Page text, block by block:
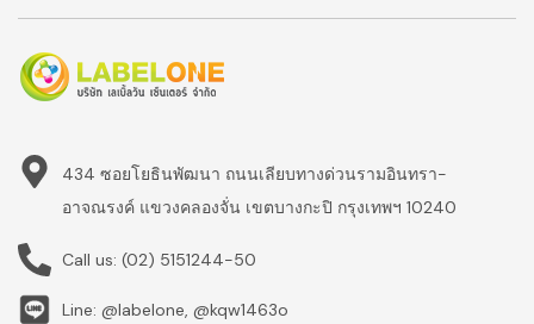
434 ซอยโยธินพัฒนา ถนนเลียบทางด่วนรามอินทรา-
อาจณรงค์ แขวงคลองจั่น เขตบางกะปิ กรุงเทพฯ 10240
Call us: (02) 5151244-50
Line: @labelone, @kqw1463o